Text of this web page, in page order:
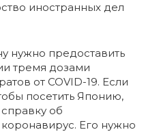
иностранных дел
нужно предоставить
тремя дозами
от COVID-19. Если
посетить Японию,
об
Его нужно